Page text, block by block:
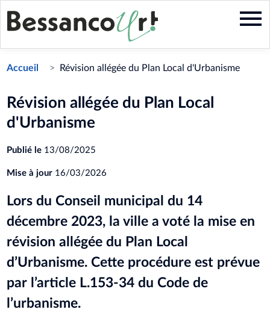
Aller
au
contenu
Accueil Révision allégée du Plan Local d'Urbanisme
Révision allégée du Plan Local
d'Urbanisme
Publié le 13/08/2025
Mise à jour 16/03/2026
Lors du Conseil municipal du 14
décembre 2023, la ville a voté la mise en
révision allégée du Plan Local
d’Urbanisme. Cette procédure est prévue
par l’article L.153-34 du Code de
l’urbanisme.